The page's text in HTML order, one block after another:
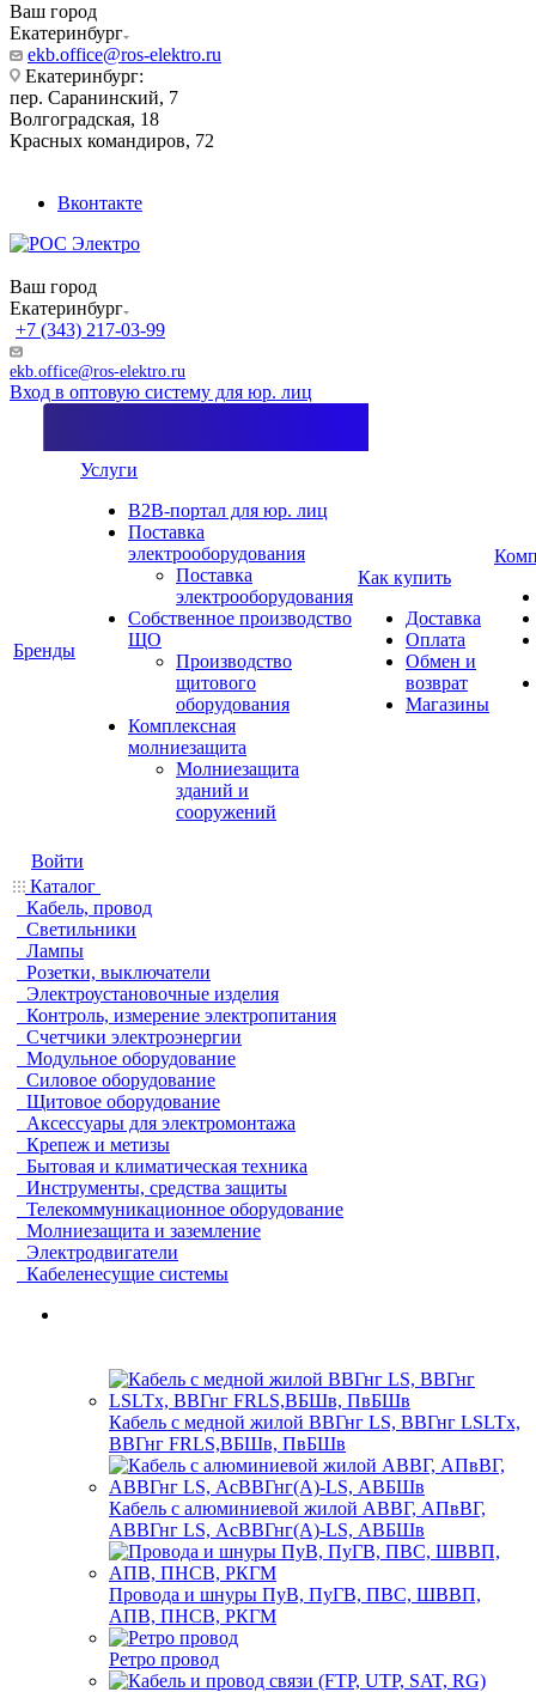
Ваш город
Екатеринбург
ekb.office@ros-elektro.ru
Екатеринбург:
пер. Саранинский, 7
Волгоградская, 18
Красных командиров, 72
Вконтакте
Ваш город
Екатеринбург
+7 (343) 217-03-99
ekb.office@ros-elektro.ru
Вход в оптовую систему для юр. лиц
Бренды
Услуги
B2B-портал для юр. лиц
Поставка
электрооборудования
Поставка
электрооборудования
Собственное производство
ЩО
Производство
щитового
оборудования
Комплексная
молниезащита
Молниезащита
зданий и
сооружений
Как купить
Доставка
Оплата
Обмен и
возврат
Магазины
Войти
Каталог
Кабель, провод
Светильники
Лампы
Розетки, выключатели
Электроустановочные изделия
Контроль, измерение электропитания
Счетчики электроэнергии
Модульное оборудование
Силовое оборудование
Щитовое оборудование
Аксессуары для электромонтажа
Крепеж и метизы
Бытовая и климатическая техника
Инструменты, средства защиты
Телекоммуникационное оборудование
Молниезащита и заземление
Электродвигатели
Кабеленесущие системы
Кабель с медной жилой ВВГнг LS, ВВГнг LSLTx,
ВВГнг FRLS,ВБШв, ПвБШв
Кабель с алюминиевой жилой АВВГ, АПвВГ,
АВВГнг LS, АсВВГнг(А)-LS, АВБШв
Провода и шнуры ПуВ, ПуГВ, ПВС, ШВВП,
АПВ, ПНСВ, РКГМ
Ретро провод